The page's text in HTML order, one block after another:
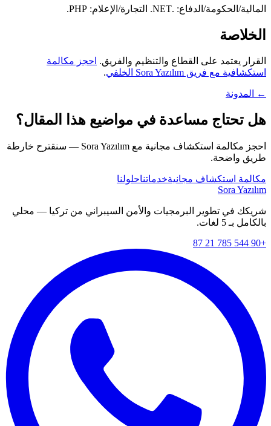
المالية/الحكومة/الدفاع: .NET. التجارة/الإعلام: PHP.
الخلاصة
القرار يعتمد على القطاع والتنظيم والفريق. احجز مكالمة
استكشافية مع فريق Sora Yazılım الخلفي
.
← المدونة
هل تحتاج مساعدة في مواضيع هذا المقال؟
احجز مكالمة استكشاف مجانية مع Sora Yazılım — سنقترح خارطة
طريق واضحة.
مكالمة استكشاف مجانيةخدماتناحلولنا
Sora Yazılım
شريكك في تطوير البرمجيات والأمن السيبراني من تركيا — محلي
بالكامل بـ 5 لغات.
+90 544 785 21 87